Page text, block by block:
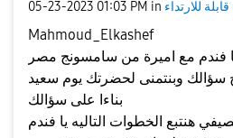
‎05-23-2023 01:03 PM in للارتداء
Mahmoud_Elkashef
فندم مع اميرة من سامسونج مصر
وبنتمنى لحضرتك يوم سعيد
بناءا على سؤالك